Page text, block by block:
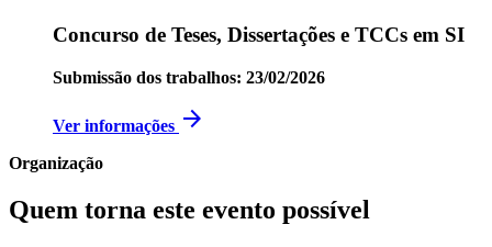
Concurso de Teses, Dissertações e TCCs em SI
Submissão dos trabalhos: 23/02/2026
Ver informações arrow_forward
Organização
Quem torna este evento possível